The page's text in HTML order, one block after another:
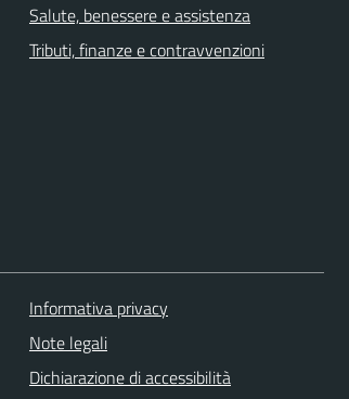
Salute, benessere e assistenza
Tributi, finanze e contravvenzioni
Informativa privacy
Note legali
Dichiarazione di accessibilità